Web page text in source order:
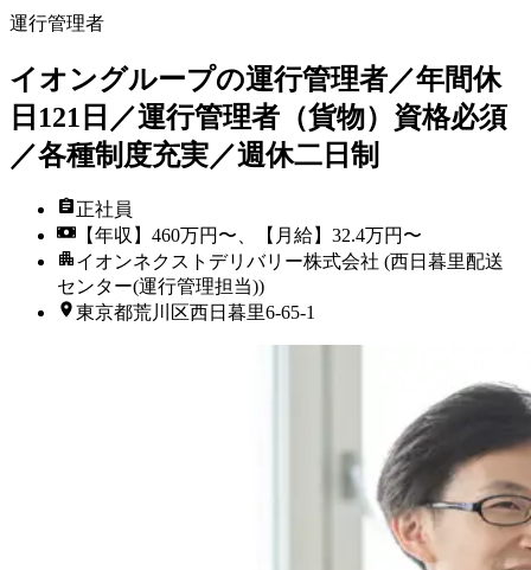
運行管理者
イオングループの運行管理者／年間休
日121日／運行管理者（貨物）資格必須
／各種制度充実／週休二日制
正社員
【年収】460万円〜、【月給】32.4万円〜
イオンネクストデリバリー株式会社 (西日暮里配送
センター(運行管理担当))
東京都荒川区西日暮里6-65-1